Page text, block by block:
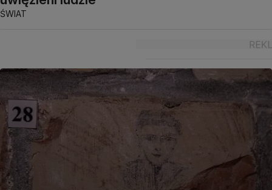
ŚWIAT